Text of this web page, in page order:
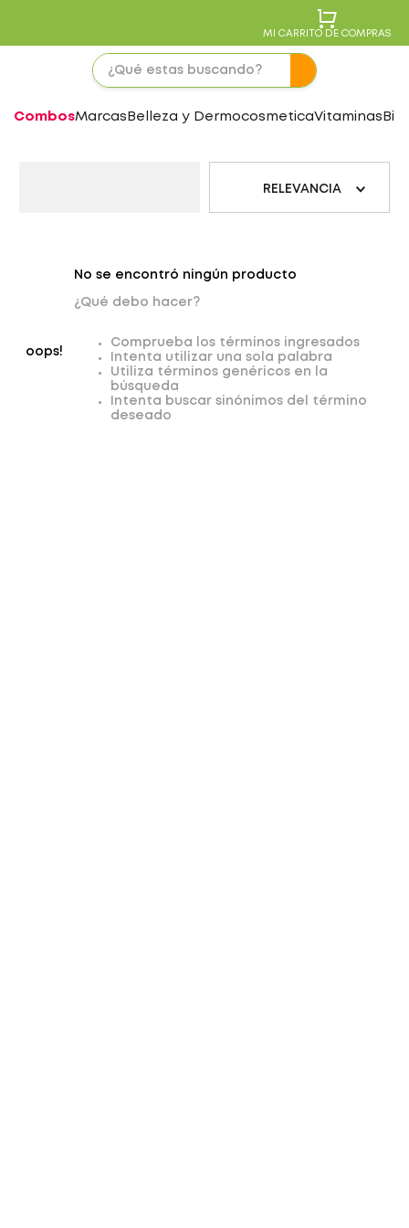
MI CARRITO DE COMPRAS
CombosMarcas Belleza y DermocosmeticaVitaminas
RELEVANCIA
oops!
No se encontró ningún producto
¿Qué debo hacer?
Comprueba los términos ingresados
Intenta utilizar una sola palabra
Utiliza términos genéricos en la
búsqueda
Intenta buscar sinónimos del término
deseado